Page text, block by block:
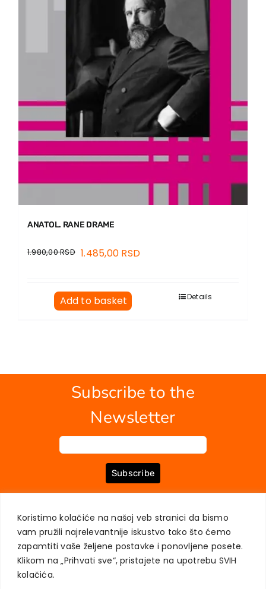
Koristimo kolačiće na našoj veb stranici da bismo
vam pružili najrelevantnije iskustvo tako što ćemo
zapamtiti vaše željene postavke i ponovljene posete.
Klikom na „Prihvati sve“, pristajete na upotrebu SVIH
kolačića.
ANATOL. RANE DRAME
1.980,00RSD 1.485,00 RSD
Add to basket Details
Subscribe to the
Newsletter
Subscribe
USER PRIVACY PROTECTION